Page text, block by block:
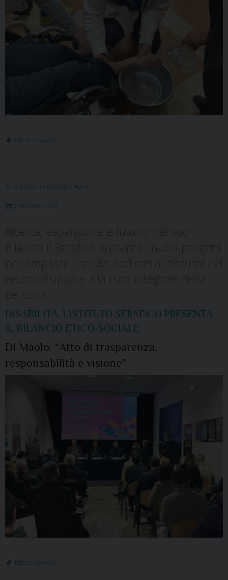
Istituto Serafico
IN EVIDENZA IN EVIDENZA HOME
2 DICEMBRE 2024
DISABILITÀ, L’ISTITUTO SERAFICO PRESENTA
IL BILANCIO ETICO-SOCIALE
Di Maolo: “Atto di trasparenza,
responsabilità e visione”
Istituto Serafico